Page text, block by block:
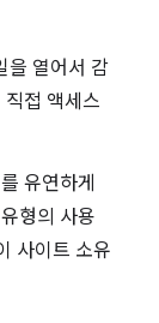
을 열어서 감
접 액세스
유연하게
형의 사용
사이트 소유